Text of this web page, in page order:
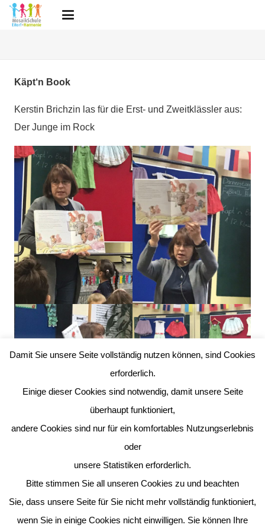
Käpt‘n Book
Kerstin Brichzin las für die Erst- und Zweitklässler aus:
Der Junge im Rock
Damit Sie unsere Seite vollständig nutzen können, sind Cookies
erforderlich.
Einige dieser Cookies sind notwendig, damit unsere Seite
überhaupt funktioniert,
andere Cookies sind nur für ein komfortables Nutzungserlebnis
oder
unsere Statistiken erforderlich.
Bitte stimmen Sie all unseren Cookies zu und beachten
Sie, dass unsere Seite für Sie nicht mehr vollständig funktioniert,
wenn Sie in einige Cookies nicht einwilligen. Sie können Ihre